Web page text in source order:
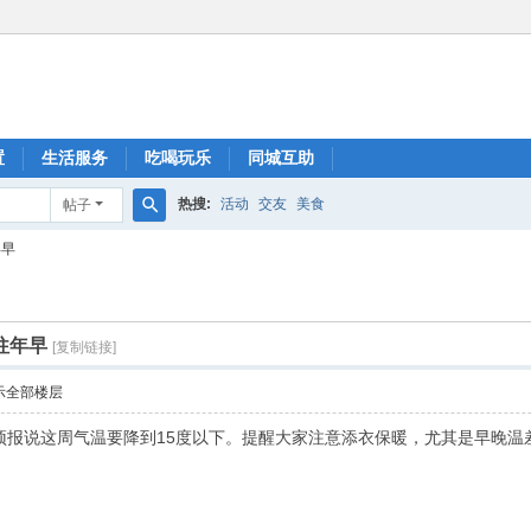
生活服务 吃喝玩乐 同城互助
帖子 热搜: 活动 交友 美食
年早 [复制链接]
全部楼层
说这周气温要降到15度以下。提醒大家注意添衣保暖，尤其是早晚